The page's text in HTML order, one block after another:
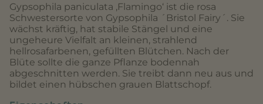
Gypsophila paniculata ‚Flamingo‘ ist die rosa
Schwestersorte von Gypsophila ´Bristol Fairy´. Sie
wächst kräftig, hat stabile Stängel und eine
ungeheure Vielfalt an kleinen, strahlend
hellrosafarbenen, gefüllten Blütchen. Nach der
Blüte sollte die ganze Pflanze bodennah
abgeschnitten werden. Sie treibt dann neu aus und
bildet einen hübschen grauen Blattschopf.